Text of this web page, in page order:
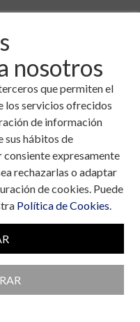
nosotros
que permiten el
los servicios ofrecidos
de información
sus hábitos de
consiente expresamente
rechazarlas o adaptar
de cookies. Puede
Política de Cookies.
completa (formato